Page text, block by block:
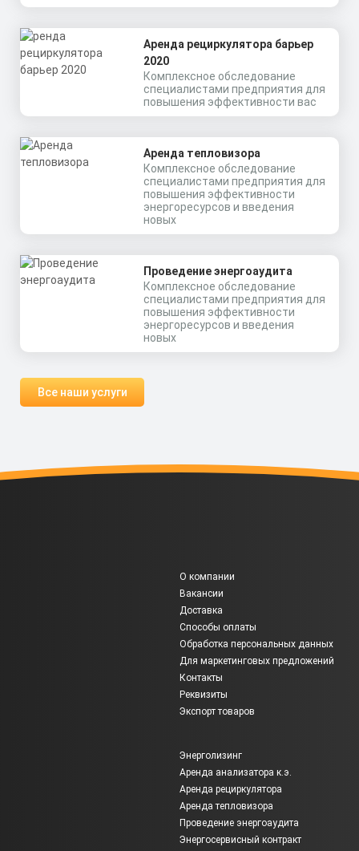
Аренда рециркулятора барьер
2020
Комплексное обследование
специалистами предприятия для
повышения эффективности вас
Аренда тепловизора
Комплексное обследование
специалистами предприятия для
повышения эффективности
энергоресурсов и введения
новых
Проведение энергоаудита
Комплексное обследование
специалистами предприятия для
повышения эффективности
энергоресурсов и введения
новых
Все наши услуги
О компании
Вакансии
Доставка
Способы оплаты
Обработка персональных данных
Для маркетинговых предложений
Контакты
Реквизиты
Экспорт товаров
Энерголизинг
Аренда анализатора к.э.
Аренда рециркулятора
Аренда тепловизора
Проведение энергоаудита
Энергосервисный контракт